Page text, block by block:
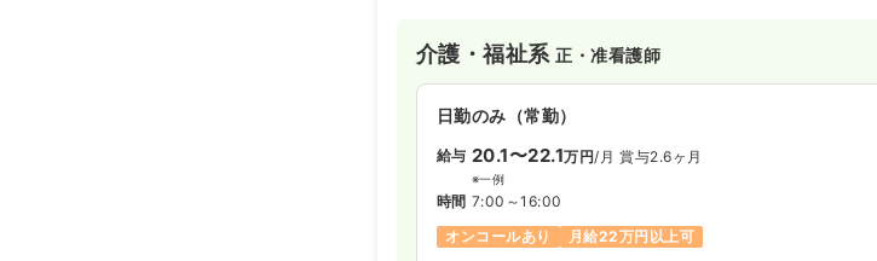
介護・福祉系正・准看護師
日勤のみ（常勤）
給与 20.1〜22.1万円/月 賞与2.6ヶ月
※一例
時間 7:00～16:00
オンコールあり
月給22万円以上可